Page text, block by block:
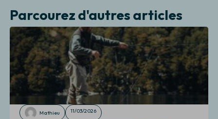
Parcourez d'autres articles
Mathieu 11/03/2026